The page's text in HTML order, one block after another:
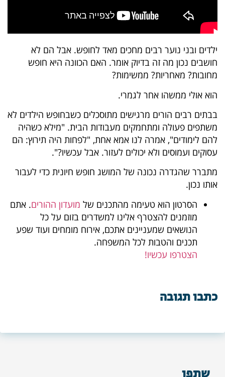
ילדים ובני נוער רבים מחכים מאד לחופש. אבל הם לא
חושבים נכון מה זה בדיוק אומר. האם הכוונה היא חופש
מחובות? מאחריות? ממשימות?
הוא אולי ממשהו אחר לגמרי.
בבתים רבים הורים מרגישים מתוסכלים כשבחופש הילדים לא
משתפים פעולה ומתחמקים מעבודות הבית. "מילא כשהיה
להם לימודים", אמרה לנו אמא אחת, "לפחות היה תירוץ: הם
עסוקים ועמוסים ולא יכולים לעזור. אבל עכשיו?".
מתברר שהגדרה נכונה של המושג חופש חיונית כדי לעבור
אותו נכון.
הסרטון הוא טעימה מהתכנים של מועדון ההורים. אתם
מוזמנים להצטרף אלינו למשדרים בזום על כל
הנושאים שמעניינים אתכם, אירוח מומחים ועוד שפע
תכנים והטבות לכל המשפחה.
הצטרפו עכשיו!
כתבו תגובה